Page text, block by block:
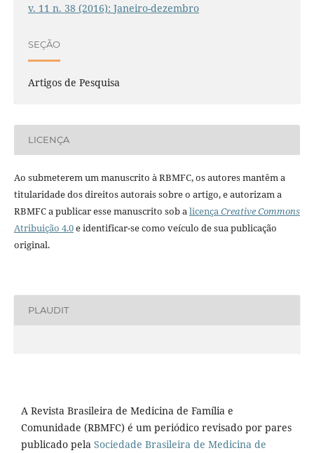
v. 11 n. 38 (2016): Janeiro-dezembro
SEÇÃO
Artigos de Pesquisa
LICENÇA
Ao submeterem um manuscrito à RBMFC, os autores mantêm a
titularidade dos direitos autorais sobre o artigo, e autorizam a
RBMFC a publicar esse manuscrito sob alicençaCreative Commons
Atribuição 4.0e identificar-se como veículo de sua publicação
original.
PLAUDIT
A Revista Brasileira de Medicina de Família e
Comunidade (RBMFC) é um periódico revisado por pares
publicado pela Sociedade Brasileira de Medicina de